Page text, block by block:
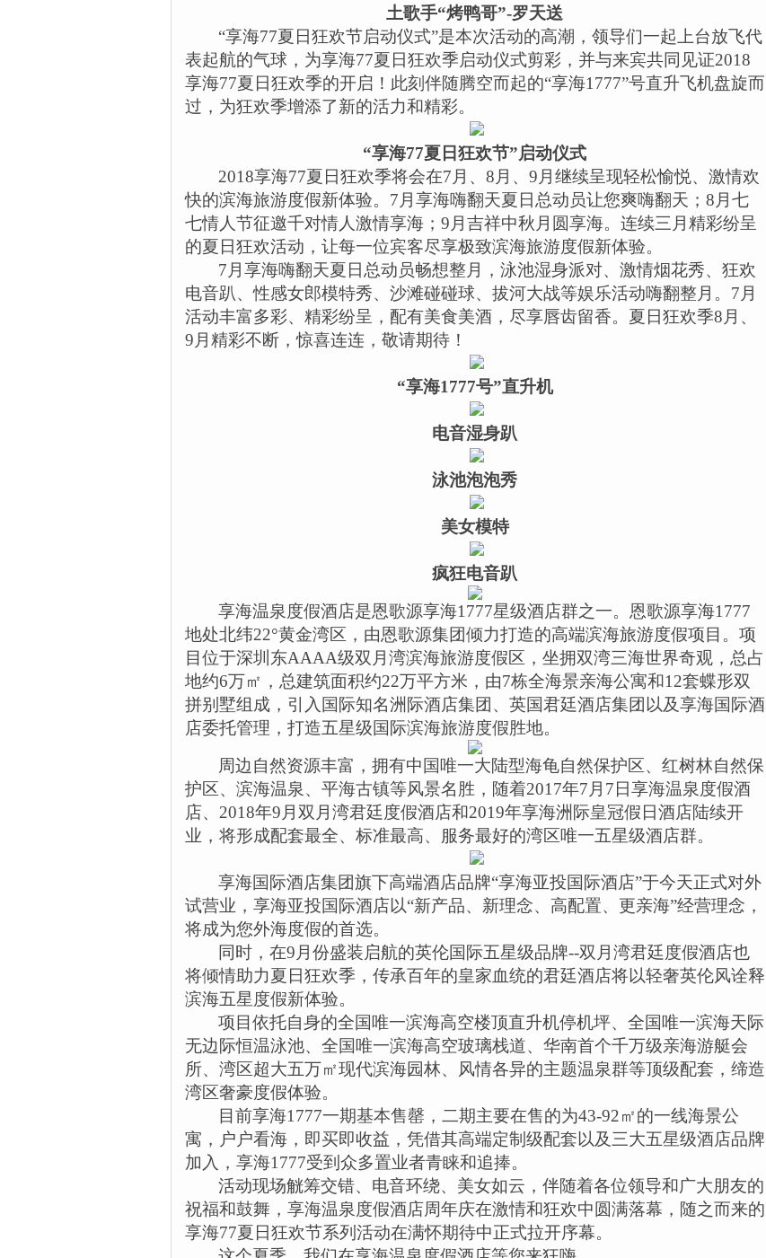
土歌手“烤鸭哥”-罗天送
“享海77夏日狂欢节启动仪式”是本次活动的高潮，领导们一起上台放飞代
表起航的气球，为享海77夏日狂欢季启动仪式剪彩，并与来宾共同见证2018
享海77夏日狂欢季的开启！此刻伴随腾空而起的“享海1777”号直升飞机盘旋而
过，为狂欢季增添了新的活力和精彩。
“享海77夏日狂欢节”启动仪式
2018享海77夏日狂欢季将会在7 月、 8 月、 9 月继续呈现轻松愉悦、激情欢
快的滨海旅游度假新体验。 7 月享海嗨翻天夏日总动员让您爽嗨翻天； 8 月七
七情人节征邀千对情人激情享海； 9 月吉祥中秋月圆享海。连续三月精彩纷呈
的夏日狂欢活动，让每一位宾客尽享极致滨海旅游度假新体验。
7 月享海嗨翻天夏日总动员畅想整月，泳池湿身派对、激情烟花秀、狂欢
电音趴、性感女郎模特秀、沙滩碰碰球、拔河大战等娱乐活动嗨翻整月。 7 月
活动丰富多彩、精彩纷呈，配有美食美酒，尽享唇齿留香。夏日狂欢季8 月、
9 月精彩不断，惊喜连连，敬请期待！
“享海1777号”直升机
电音湿身趴
泳池泡泡秀
美女模特
疯狂电音趴
享海温泉度假酒店是恩歌源享海1777星级酒店群之一。恩歌源享海1777
地处北纬22°黄金湾区，由恩歌源集团倾力打造的高端滨海旅游度假项目。项
目位于深圳东AAAA级双月湾滨海旅游度假区，坐拥双湾三海世界奇观，总占
地约6万㎡，总建筑面积约22万平方米，由7栋全海景亲海公寓和12套蝶形双
拼别墅组成，引入国际知名洲际酒店集团、英国君廷酒店集团以及享海国际酒
店委托管理，打造五星级国际滨海旅游度假胜地。
周边自然资源丰富，拥有中国唯一大陆型海龟自然保护区、红树林自然保
护区、滨海温泉、平海古镇等风景名胜，随着2017年7 月 7 日享海温泉度假酒
店、 2018年9 月双月湾君廷度假酒店和2019年享海洲际皇冠假日酒店陆续开
业，将形成配套最全、标准最高、服务最好的湾区唯一五星级酒店群。
享海国际酒店集团旗下高端酒店品牌“享海亚投国际酒店”于今天正式对外
试营业，享海亚投国际酒店以“新产品、新理念、高配置、更亲海”经营理念，
将成为您外海度假的首选。
同时，在9 月份盛装启航的英伦国际五星级品牌--双月湾君廷度假酒店也
将倾情助力夏日狂欢季，传承百年的皇家血统的君廷酒店将以轻奢英伦风诠释
滨海五星度假新体验。
项目依托自身的全国唯一滨海高空楼顶直升机停机坪、全国唯一滨海天际
无边际恒温泳池、全国唯一滨海高空玻璃栈道、华南首个千万级亲海游艇会
所、湾区超大五万㎡现代滨海园林、风情各异的主题温泉群等顶级配套，缔造
湾区奢豪度假体验。
目前享海1777一期基本售罄，二期主要在售的为43-92㎡的一线海景公
寓，户户看海，即买即收益，凭借其高端定制级配套以及三大五星级酒店品牌
加入，享海1777受到众多置业者青睐和追捧。
活动现场觥筹交错、电音环绕、美女如云，伴随着各位领导和广大朋友的
祝福和鼓舞，享海温泉度假酒店周年庆在激情和狂欢中圆满落幕，随之而来的
享海77夏日狂欢节系列活动在满怀期待中正式拉开序幕。